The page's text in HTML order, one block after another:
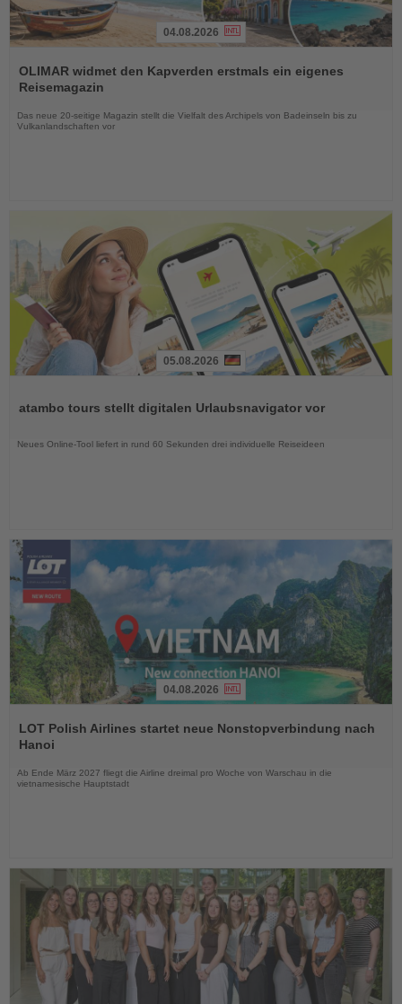
Sie
die
Nachrichten
04.08.2026
OLIMAR widmet den Kapverden erstmals ein eigenes
Reisemagazin
Das neue 20-seitige Magazin stellt die Vielfalt des Archipels von Badeinseln bis zu
Vulkanlandschaften vor
die
05.08.2026
atambo tours stellt digitalen Urlaubsnavigator vor
Neues Online-Tool liefert in rund 60 Sekunden drei individuelle Reiseideen
Sie
die
04.08.2026
LOT Polish Airlines startet neue Nonstopverbindung nach
Hanoi
Ab Ende März 2027 fliegt die Airline dreimal pro Woche von Warschau in die
vietnamesische Hauptstadt